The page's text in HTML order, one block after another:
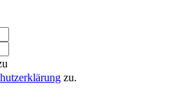
zu.